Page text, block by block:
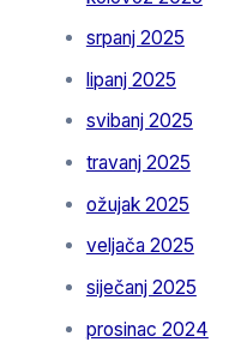
srpanj 2025
lipanj 2025
svibanj 2025
travanj 2025
ožujak 2025
veljača 2025
siječanj 2025
prosinac 2024